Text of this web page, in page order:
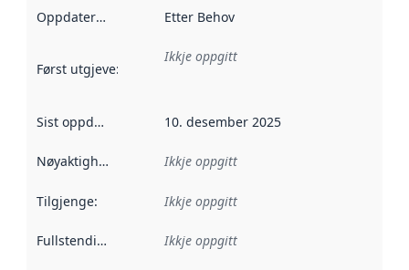
Oppdateringsfrekvens :
Etter Behov
Først utgjeve: Denne datoen seier når dataa i dette
Ikkje oppgitt
Sist oppdatert 10. desember 2025
Nøyaktigheit Ikkje oppgitt
Tilgjenge: Ikkje oppgitt
Fullstendigheit Ikkje oppgitt